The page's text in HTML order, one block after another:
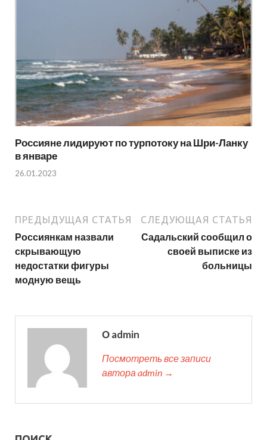
Россияне лидируют по турпотоку на Шри-Ланку
в январе
26.01.2023
ПРЕДЫДУЩАЯ СТАТЬЯ
Россиянкам назвали
скрывающую
недостатки фигуры
модную вещь
СЛЕДУЮЩАЯ СТАТЬЯ
Садальский сообщил о
своей выписке из
больницы
О admin
Посмотреть все записи
автора admin →